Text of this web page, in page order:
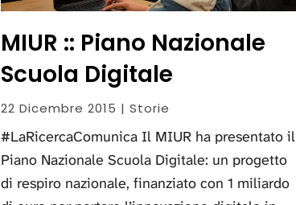
MIUR :: Piano Nazionale
Scuola Digitale
22 Dicembre 2015 | Storie
#LaRicercaComunica Il MIUR ha presentato il
Piano Nazionale Scuola Digitale: un progetto
di respiro nazionale, finanziato con 1 miliardo